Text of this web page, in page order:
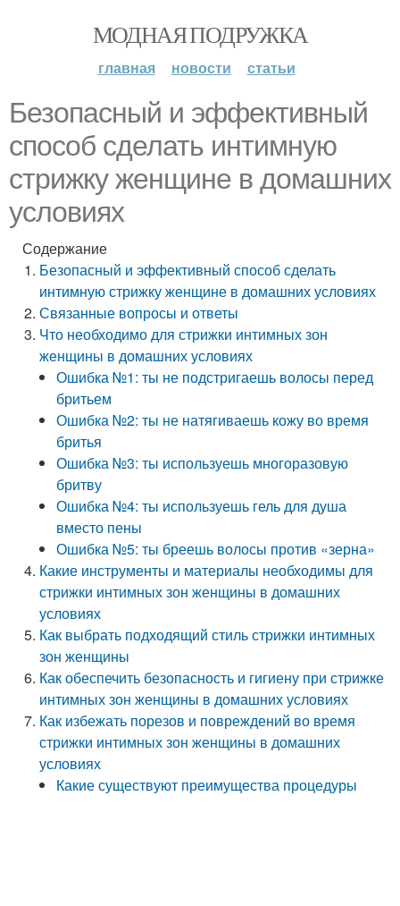
МОДНАЯ ПОДРУЖКА
главная новости статьи
Безопасный и эффективный
способ сделать интимную
стрижку женщине в домашних
условиях
Содержание
Безопасный и эффективный способ сделать
интимную стрижку женщине в домашних условиях
Связанные вопросы и ответы
Что необходимо для стрижки интимных зон
женщины в домашних условиях
Ошибка №1: ты не подстригаешь волосы перед
бритьем
Ошибка №2: ты не натягиваешь кожу во время
бритья
Ошибка №3: ты используешь многоразовую
бритву
Ошибка №4: ты используешь гель для душа
вместо пены
Ошибка №5: ты бреешь волосы против «зерна»
Какие инструменты и материалы необходимы для
стрижки интимных зон женщины в домашних
условиях
Как выбрать подходящий стиль стрижки интимных
зон женщины
Как обеспечить безопасность и гигиену при стрижке
интимных зон женщины в домашних условиях
Как избежать порезов и повреждений во время
стрижки интимных зон женщины в домашних
условиях
Какие существуют преимущества процедуры